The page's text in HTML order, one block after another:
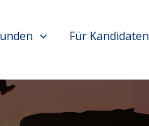
Für Kandidaten